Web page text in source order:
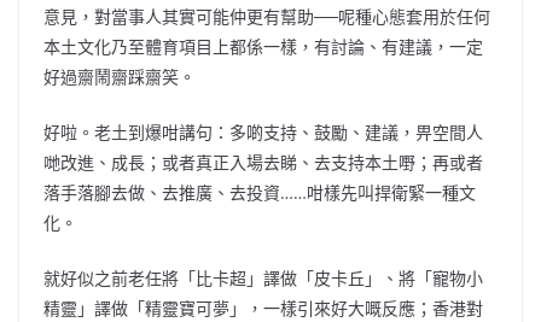
意見，對當事人其實可能仲更有幫助──呢種心態套用於任何
本土文化乃至體育項目上都係一樣，有討論、有建議，一定
好過齋鬧齋踩齋笑。
好啦。老土到爆咁講句：多啲支持、鼓勵、建議，畀空間人
哋改進、成長；或者真正入場去睇、去支持本土嘢；再或者
落手落腳去做、去推廣、去投資……咁樣先叫捍衛緊一種文
化。
就好似之前老任將「比卡超」譯做「皮卡丘」、將「寵物小
精靈」譯做「精靈寶可夢」，一樣引來好大嘅反應；香港對